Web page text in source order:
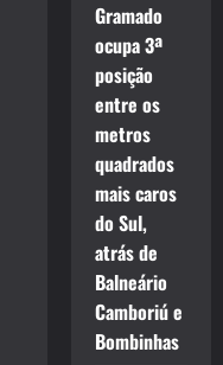
Gramado
ocupa 3ª
posição
entre os
metros
quadrados
mais caros
do Sul,
atrás de
Balneário
Camboriú e
Bombinhas